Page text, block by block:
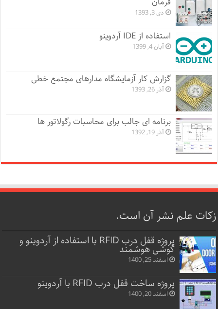
دی 3, 1393
استفاده از IDE آردوینو
آبان 4, 1399
گزارش کار آزمایشگاه مدارهای مجتمع خطی
آذر 26, 1393
برنامه ای جالب برای محاسبات رگولاتور ها
آذر 19, 1392
زکات علم نشر آن است.
پروژه قفل‌ درب RFID با استفاده از آردوینو و
گوشی هوشمند
اسفند 25, 1400
پروژه ساخت قفل‌ درب RFID با آردوینو
اسفند 20, 1400